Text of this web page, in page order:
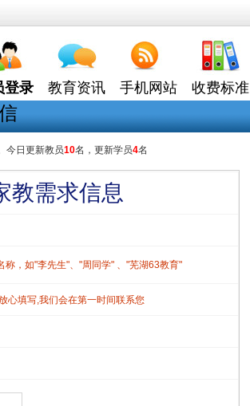
登录 教育资讯 手机网站 收费标准
今日更新教员10名，更新学员4名
教需求信息
，如"李先生"、"周同学" 、"芜湖63教育"
心填写,我们会在第一时间联系您